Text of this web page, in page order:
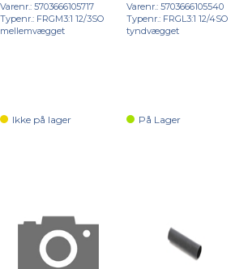
Varenr.: 5703666105717
Typenr.: FRGM3:1 12/3SO
mellemvægget
Ikke på lager
Varenr.: 5703666105540
Typenr.: FRGL3:1 12/4SO
tyndvægget
På Lager